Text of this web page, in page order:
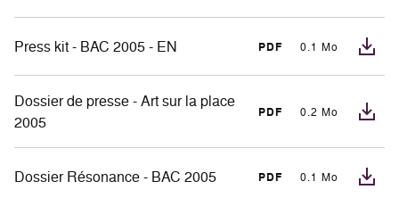
Press kit - BAC 2005 - EN PDF 0.1 Mo
Dossier de presse - Art sur la place
2005
PDF 0.2 Mo
Dossier Résonance - BAC 2005 PDF 0.1 Mo